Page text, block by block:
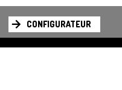
CONFIGURATEUR